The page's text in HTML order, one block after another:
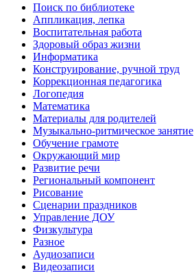
Поиск по библиотеке
Аппликация, лепка
Воспитательная работа
Здоровый образ жизни
Информатика
Конструирование, ручной труд
Коррекционная педагогика
Логопедия
Математика
Материалы для родителей
Музыкально-ритмическое занятие
Обучение грамоте
Окружающий мир
Развитие речи
Региональный компонент
Рисование
Сценарии праздников
Управление ДОУ
Физкультура
Разное
Аудиозаписи
Видеозаписи